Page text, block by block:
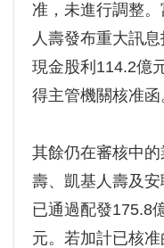
准，未進行調整
人壽發布重大訊
現金股利114.2億
得主管機關核准函
其餘仍在審核中
壽、凱基人壽及
已通過配發175.8
元。若加計已核